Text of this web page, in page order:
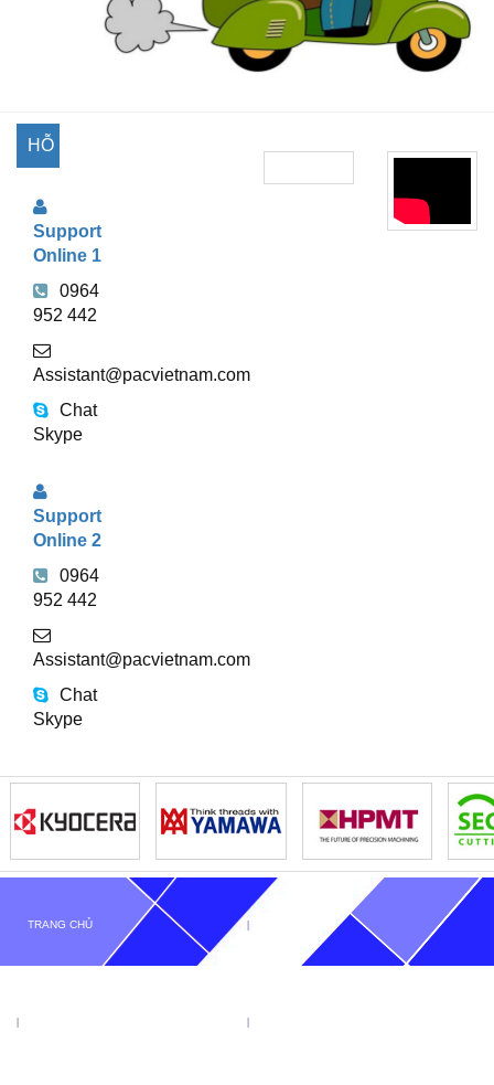
HỖ
TRỰC
Support
Online 1
0964
952 442
Assistant@pacvietnam.com
Chat
Skype
Support
Online 2
0964
952 442
Assistant@pacvietnam.com
Chat
Skype
TRANG CHỦ